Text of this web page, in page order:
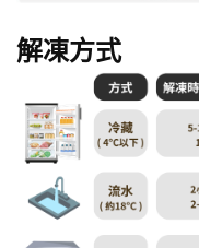
解凍方式